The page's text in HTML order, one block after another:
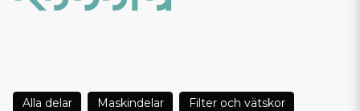
behöver delarna snabbt. Hos oss handlar du tryggt, med
Alla delar Maskindelar
Filter och vätskor